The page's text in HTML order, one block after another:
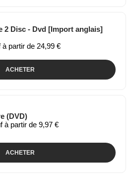
2 Disc - Dvd [Import anglais]
à partir de 24,99 €
ACHETER
(DVD)
à partir de 9,97 €
ACHETER